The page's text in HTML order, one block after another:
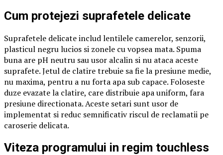
Cum protejezi suprafetele delicate
Suprafetele delicate includ lentilele camerelor, senzorii,
plasticul negru lucios si zonele cu vopsea mata. Spuma
buna are pH neutru sau usor alcalin si nu ataca aceste
suprafete. Jetul de clatire trebuie sa fie la presiune medie,
nu maxima, pentru a nu forta apa sub capace. Foloseste
duze evazate la clatire, care distribuie apa uniform, fara
presiune directionata. Aceste setari sunt usor de
implementat si reduc semnificativ riscul de reclamatii pe
caroserie delicata.
Viteza programului in regim touchless